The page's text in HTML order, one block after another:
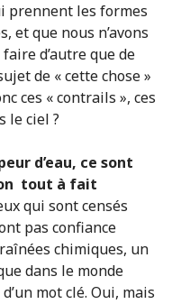
prennent les formes
et que nous n’avons
d’autre que de
de « cette chose »
ces « contrails », ces
le ciel ?
d’eau, ce sont
tout à fait
qui sont censés
pas confiance
chimiques, un
dans le monde
mot clé. Oui, mais